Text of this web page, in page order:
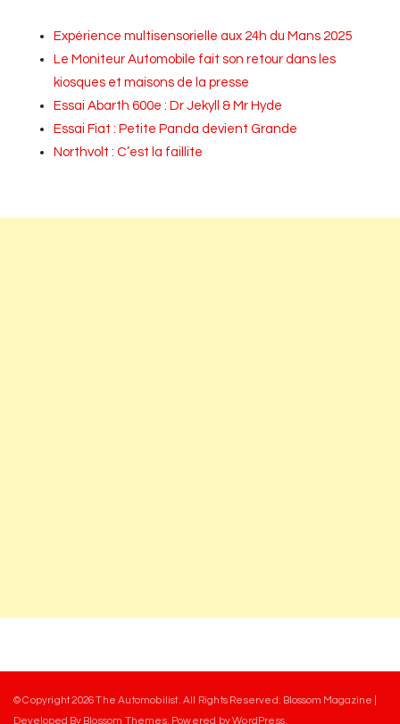
Expérience multisensorielle aux 24h du Mans 2025
Le Moniteur Automobile fait son retour dans les
kiosques et maisons de la presse
Essai Abarth 600e : Dr Jekyll & Mr Hyde
Essai Fiat : Petite Panda devient Grande
Northvolt : C’est la faillite
© Copyright 2026The Automobilist. All Rights Reserved. Blossom Magazine |
Developed By Blossom Themes. Powered byWordPress